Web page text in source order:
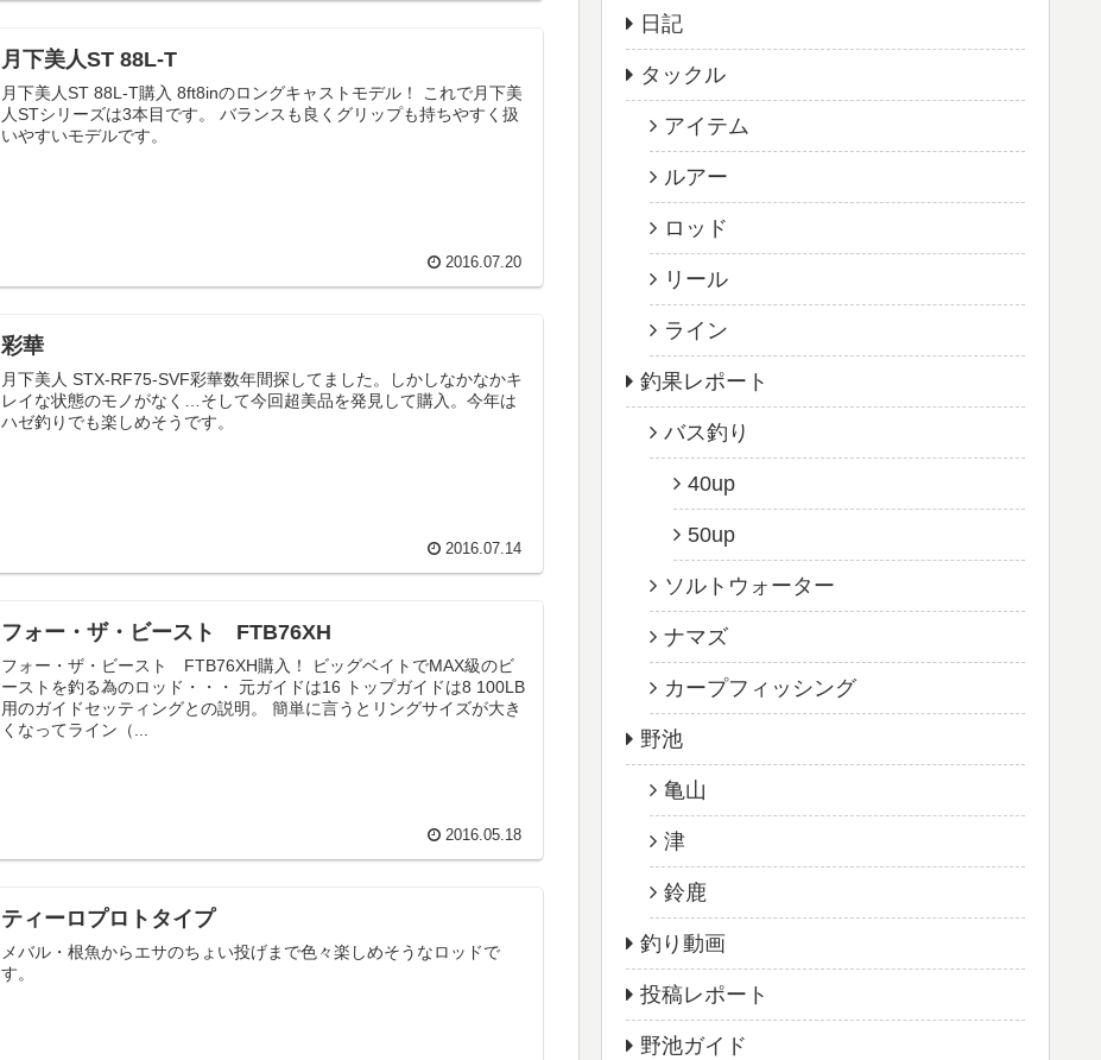
月下美人ST 88L-T
月下美人ST 88L-T購入 8ft8inのロングキャストモデル！ これで月下美
人STシリーズは3本目です。 バランスも良くグリップも持ちやすく扱
いやすいモデルです。
2016.07.20
彩華
月下美人 STX-RF75-SVF彩華数年間探してました。しかしなかなかキ
レイな状態のモノがなく…そして今回超美品を発見して購入。今年は
ハゼ釣りでも楽しめそうです。
2016.07.14
フォー・ザ・ビースト FTB76XH
フォー・ザ・ビースト FTB76XH購入！ ビッグベイトでMAX級のビ
ーストを釣る為のロッド・・・ 元ガイドは16 トップガイドは8 100LB
用のガイドセッティングとの説明。 簡単に言うとリングサイズが大き
くなってライン（...
2016.05.18
ティーロプロトタイプ
メバル・根魚からエサのちょい投げまで色々楽しめそうなロッドで
す。
日記
タックル
アイテム
ルアー
ロッド
リール
ライン
釣果レポート
バス釣り
40up
50up
ソルトウォーター
ナマズ
カープフィッシング
野池
亀山
津
鈴鹿
釣り動画
投稿レポート
野池ガイド